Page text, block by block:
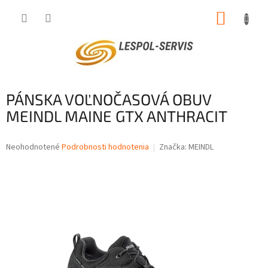
PÁNSKA VOĽNOČASOVÁ OBUV
MEINDL MAINE GTX ANTHRACIT
Priemerné
Neohodnotené Podrobnosti hodnotenia Značka: MEINDL